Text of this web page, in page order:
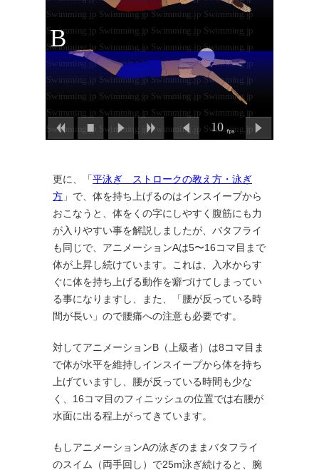
更に、「 平泳ぎ ストロークの教え方・泳ぎ
方 」で、体を持ち上げるのはインスイープから
おこなうと、体をくの字にしやすく腹筋にも力
が入りやすい事を解説しましたが、バタフライ
も同じで、アニメーションAは5〜16コマ目まで
体が上昇し続けています。これは、入水からす
ぐに体を持ち上げる動作を癖づけてしまってい
る事になりますし、また、「腰が反っている時
間が長い」ので腰痛への注意も必要です。
対してアニメーションB（上級者）は8コマ目ま
で体が水平を維持しインスイープから体を持ち
上げていますし、腰が反っている時間も少な
く、16コマ目のフィニッシュの位置では右腰が
水面に出る程上がってきています。
もしアニメーションAの泳ぎのままバタフライ
のスイム（両手回し）で25m泳ぎ続けると、腕